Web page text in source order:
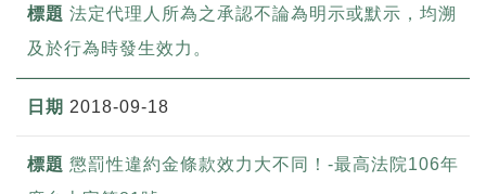
法定代理人所為之承認不論為明示或默示，均溯
及於行為時發生效力。
2018-09-18
懲罰性違約金條款效力大不同！-最高法院106年